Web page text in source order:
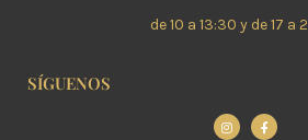
de 10 a 13:30 y de 17 a
SÍGUENOS